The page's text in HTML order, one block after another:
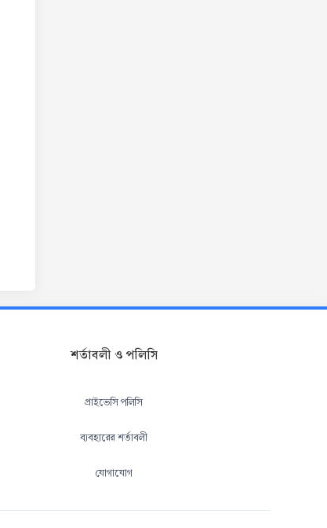
শর্তাবলী ও পলিসি
প্রাইভেসি পলিসি
ব্যবহারের শর্তাবলী
যোগাযোগ